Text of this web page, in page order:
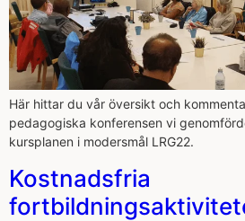
Här hittar du vår översikt och
pedagogiska konferensen vi
kursplanen i modersmål LRG22.
Kostnadsfria